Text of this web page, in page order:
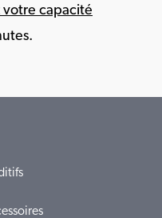
votre capacité